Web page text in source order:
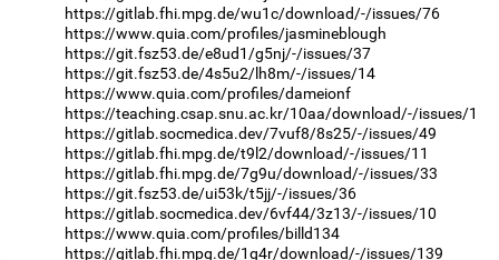
https://gitlab.fhi.mpg.de/wu1c/download/-/issues/76
https://www.quia.com/profiles/jasmineblough
https://git.fsz53.de/e8ud1/g5nj/-/issues/37
https://git.fsz53.de/4s5u2/lh8m/-/issues/14
https://www.quia.com/profiles/dameionf
https://teaching.csap.snu.ac.kr/10aa/download/-/issues/1
https://gitlab.socmedica.dev/7vuf8/8s25/-/issues/49
https://gitlab.fhi.mpg.de/t9l2/download/-/issues/11
https://gitlab.fhi.mpg.de/7g9u/download/-/issues/33
https://git.fsz53.de/ui53k/t5jj/-/issues/36
https://gitlab.socmedica.dev/6vf44/3z13/-/issues/10
https://www.quia.com/profiles/billd134
https://gitlab.fhi.mpg.de/1g4r/download/-/issues/139